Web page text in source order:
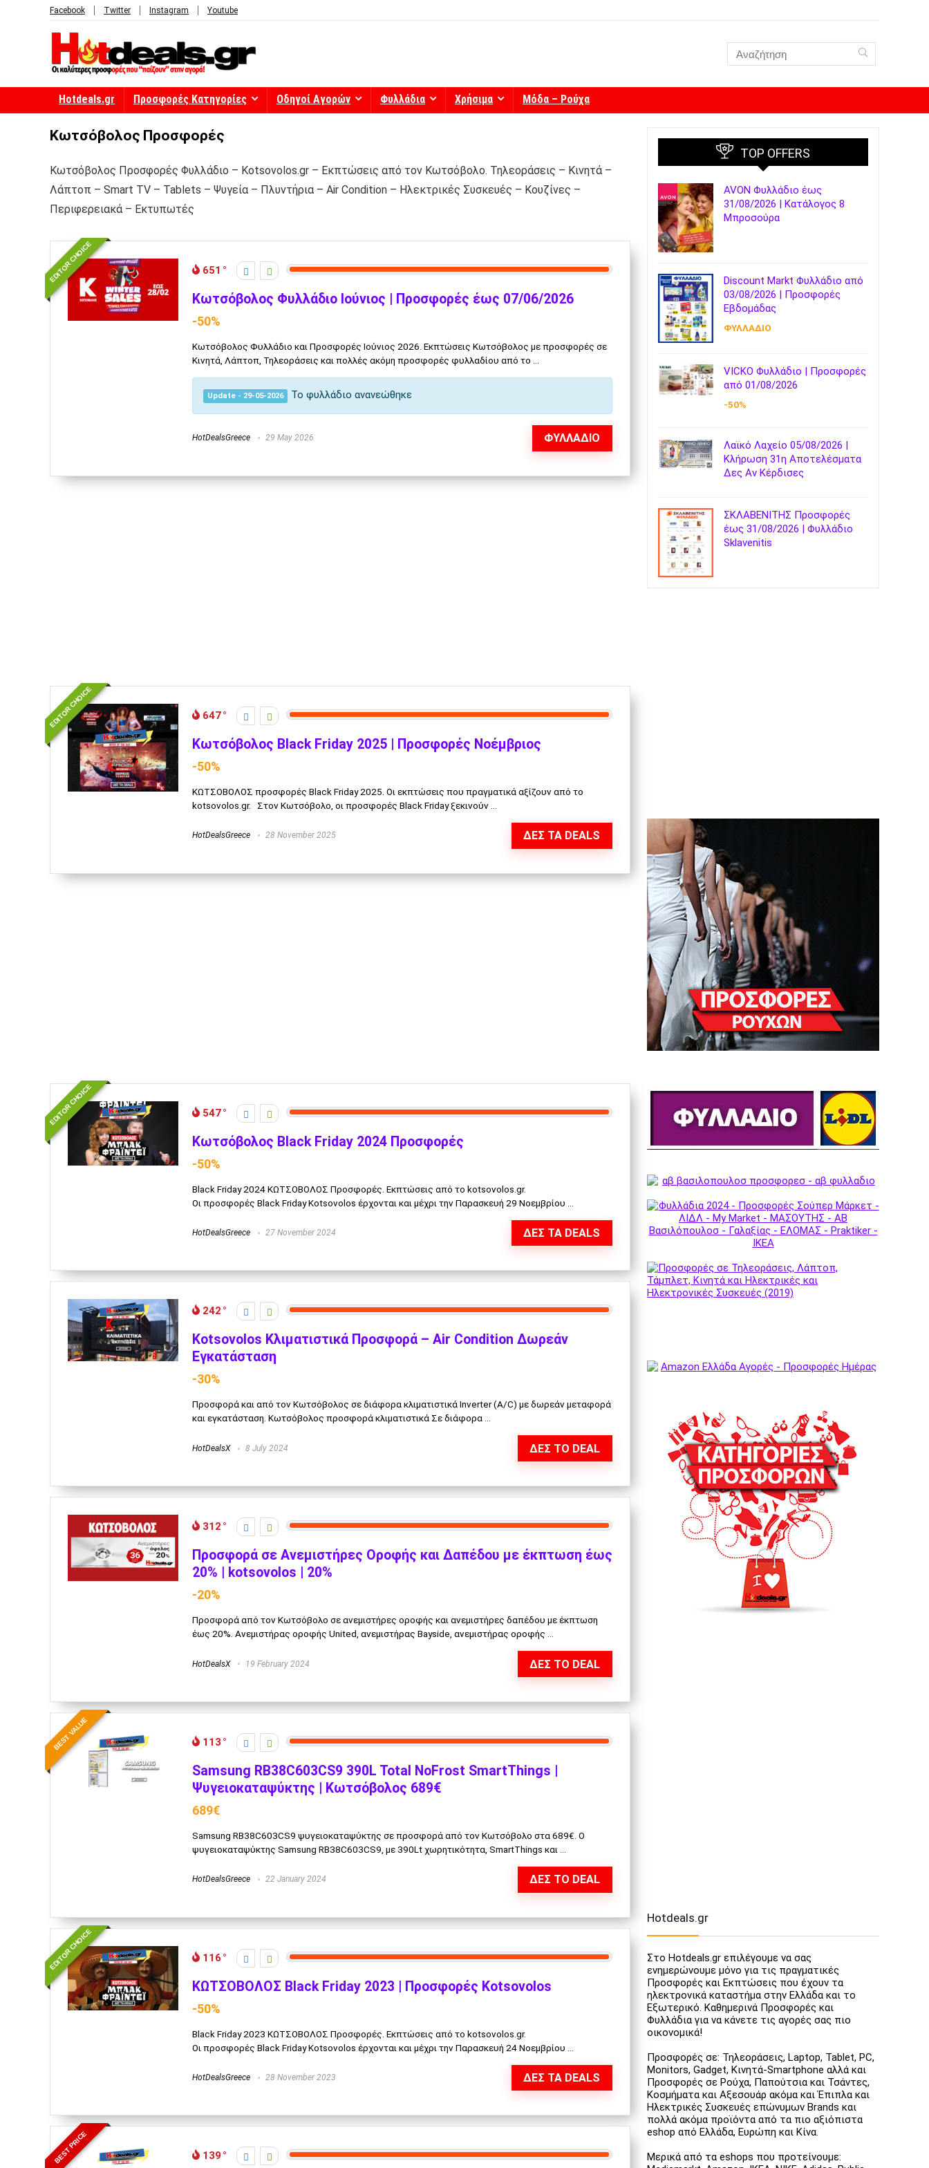
Facebook Twitter Instagram Youtube
Hotdeals.gr Προσφορές Κατηγορίες Οδηγοί Αγορών Φυλλάδια Χρήσιμα Μόδα – Ρούχα
Κωτσόβολος Προσφορές
Κωτσόβολος Προσφορές Φυλλάδιο – Kotsovolos.gr – Εκπτώσεις από τον Κωτσόβολο. Τηλεοράσεις – Κινητά –
Λάπτοπ – Smart TV – Tablets – Ψυγεία – Πλυντήρια – Air Condition – Ηλεκτρικές Συσκευές – Κουζίνες –
Περιφερειακά – Εκτυπωτές
EDITOR CHOICE 651
Κωτσόβολος Φυλλάδιο Ιούνιος | Προσφορές έως 07/06/2026
-50%
Κωτσόβολος Φυλλάδιο και Προσφορές Ιούνιος 2026. Εκπτώσεις Κωτσόβολος με προσφορές σε
Κινητά, Λάπτοπ, Τηλεοράσεις και πολλές ακόμη προσφορές φυλλαδίου από το ...
Update - 29-05-2026 Το φυλλάδιο ανανεώθηκε
HotDealsGreece 29 May 2026 ΦΥΛΛΑΔΙΟ
EDITOR CHOICE 647
Κωτσόβολος Black Friday 2025 | Προσφορές Νοέμβριος
-50%
ΚΩΤΣΟΒΟΛΟΣ προσφορές Black Friday 2025. Οι εκπτώσεις που πραγματικά αξίζουν από το
kotsovolos.gr. Στον Κωτσόβολο, οι προσφορές Black Friday ξεκινούν ...
HotDealsGreece 28 November 2025 ΔΕΣ ΤΑ DEALS
EDITOR CHOICE 547
Κωτσόβολος Black Friday 2024 Προσφορές
-50%
Black Friday 2024 ΚΩΤΣΟΒΟΛΟΣ Προσφορές. Εκπτώσεις από το kotsovolos.gr.
Οι προσφορές Black Friday Kotsovolos έρχονται και μέχρι την Παρασκευή 29 Νοεμβρίου ...
HotDealsGreece 27 November 2024 ΔΕΣ ΤΑ DEALS
242
Kotsovolos Κλιματιστικά Προσφορά – Air Condition Δωρεάν
Εγκατάσταση
-30%
Προσφορά και από τον Κωτσόβολος σε διάφορα κλιματιστικά Inverter (A/C) με δωρεάν μεταφορά
και εγκατάσταση. Κωτσόβολος προσφορά κλιματιστικά Σε διάφορα ...
HotDealsX 8 July 2024 ΔΕΣ ΤΟ DEAL
312
Προσφορά σε Ανεμιστήρες Οροφής και Δαπέδου με έκπτωση έως
20% | kotsovolos | 20%
-20%
Προσφορά από τον Κωτσόβολο σε ανεμιστήρες οροφής και ανεμιστήρες δαπέδου με έκπτωση
έως 20%. Ανεμιστήρας οροφής United, ανεμιστήρας Bayside, ανεμιστήρας οροφής ...
HotDealsX 19 February 2024 ΔΕΣ ΤΟ DEAL
BEST VALUE 113
Samsung RB38C603CS9 390L Total NoFrost SmartThings |
Ψυγειοκαταψύκτης | Κωτσόβολος 689€
689€
Samsung RB38C603CS9 ψυγειοκαταψύκτης σε προσφορά από τον Κωτσόβολο στα 689€. Ο
ψυγειοκαταψύκτης Samsung RB38C603CS9, με 390Lt χωρητικότητα, SmartThings και ...
HotDealsGreece 22 January 2024 ΔΕΣ ΤΟ DEAL
EDITOR CHOICE 116
ΚΩΤΣΟΒΟΛΟΣ Black Friday 2023 | Προσφορές Kotsovolos
-50%
Black Friday 2023 ΚΩΤΣΟΒΟΛΟΣ Προσφορές. Εκπτώσεις από το kotsovolos.gr.
Οι προσφορές Black Friday Kotsovolos έρχονται και μέχρι την Παρασκευή 24 Νοεμβρίου ...
HotDealsGreece 28 November 2023 ΔΕΣ ΤΑ DEALS
BEST PRICE 139
TOP OFFERS
AVON Φυλλάδιο έως
31/08/2026 | Κατάλογος 8
Μπροσούρα
Discount Markt Φυλλάδιο από
03/08/2026 | Προσφορές
Εβδομάδας
ΦΥΛΛΑΔΙΟ
VICKO Φυλλάδιο | Προσφορές
από 01/08/2026
-50%
Λαϊκό Λαχείο 05/08/2026 |
Κλήρωση 31η Αποτελέσματα
Δες Αν Κέρδισες
ΣΚΛΑΒΕΝΙΤΗΣ Προσφορές
έως 31/08/2026 | Φυλλάδιο
Sklavenitis
Hotdeals.gr
Στο Hotdeals.gr επιλέγουμε να σας
ενημερώνουμε μόνο για τις πραγματικές
Προσφορές και Εκπτώσεις που έχουν τα
ηλεκτρονικά καταστήμα στην Ελλάδα και το
Εξωτερικό. Καθημερινά Προσφορές και
Φυλλάδια για να κάνετε τις αγορές σας πιο
οικονομικά!
Προσφορές σε: Τηλεοράσεις, Laptop, Tablet, PC,
Monitors, Gadget, Κινητά-Smartphone αλλά και
Προσφορές σε Ρούχα, Παπούτσια και Τσάντες,
Κοσμήματα και Αξεσουάρ ακόμα και Έπιπλα και
Ηλεκτρικές Συσκευές επώνυμων Brands και
πολλά ακόμα προϊόντα από τα πιο αξιόπιστα
eshop από Ελλάδα, Ευρώπη και Κίνα.
Μερικά από τα eshops που προτείνουμε: